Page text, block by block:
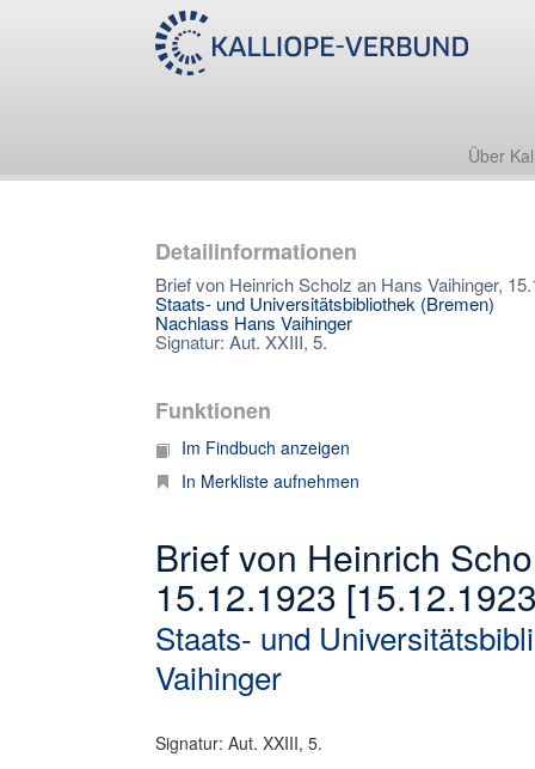
Über
Detailinformationen
Brief von Heinrich Scholz an Hans Vaihinger,
Staats- und Universitätsbibliothek (Bremen)
Nachlass Hans Vaihinger
Signatur: Aut. XXIII, 5.
Funktionen
Im Findbuch anzeigen
In Merkliste aufnehmen
Brief von Heinrich
15.12.1923
Staats- und
Vaihinger
Signatur: Aut. XXIII, 5.